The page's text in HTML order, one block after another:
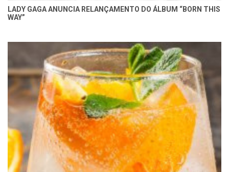
LADY GAGA ANUNCIA RELANÇAMENTO DO ÁLBUM “BORN THIS
WAY”